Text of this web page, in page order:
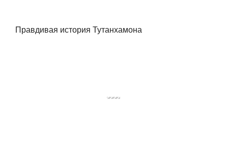
Правдивая история Тутанхамона